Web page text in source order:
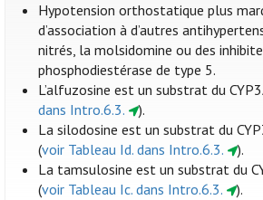
Hypotension orthostatique plus
d’association à d’autres
nitrés, la molsidomine ou des
phosphodiestérase de type 5.
L’alfuzosine est un substrat du
dans Intro.6.3.
).
La silodosine est un substrat du
(voir Tableau Id. dans Intro.6.3.
).
La tamsulosine est un substrat du
(voir Tableau Ic. dans Intro.6.3. ).